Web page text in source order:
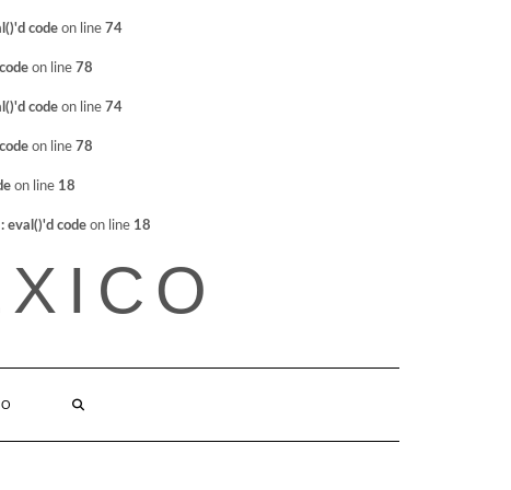
code on line 74
on line 78
code on line 74
on line 78
on line 18
eval()'d code on line 18